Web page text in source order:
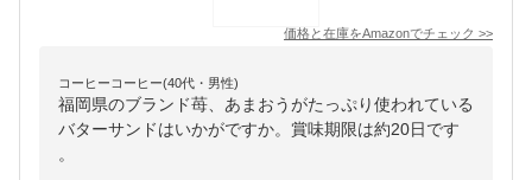
価格と在庫をAmazonでチェック >>
コーヒーコーヒー(40代・男性)
福岡県のブランド苺、あまおうがたっぷり使われている
バターサンドはいかがですか。賞味期限は約20日です
。